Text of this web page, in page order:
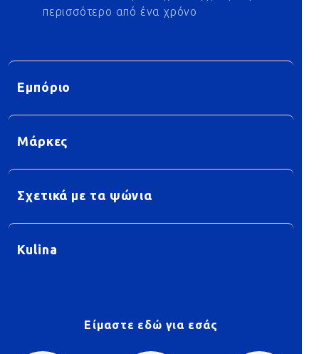
περισσότερο από ένα χρόνο
Εμπόριο
Μάρκες
Σχετικά με τα ψώνια
Kulina
Είμαστε εδώ για εσάς